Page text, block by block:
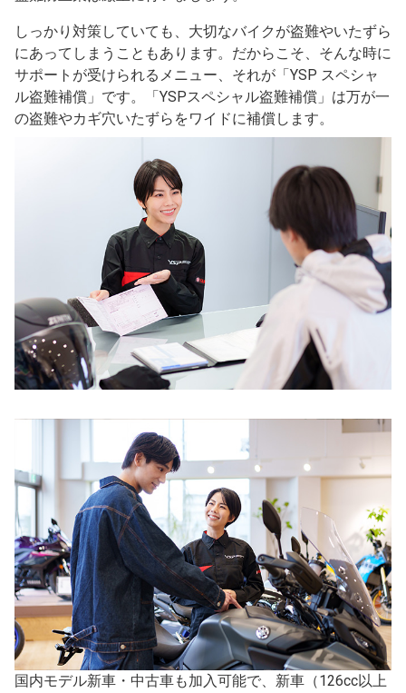
しっかり対策していても、大切なバイクが盗難やいたずら
にあってしまうこともあります。だからこそ、そんな時に
サポートが受けられるメニュー、それが「YSP スペシャ
ル盗難補償」です。「YSPスペシャル盗難補償」は万が一
の盗難やカギ穴いたずらをワイドに補償します。
国内モデル新車・中古車も加入可能で、新車（126cc以上